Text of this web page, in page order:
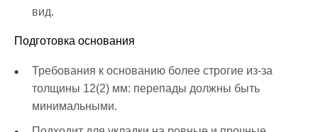
вид.
Подготовка основания
Требования к основанию более строгие из-за
толщины 12(2) мм: перепады должны быть
минимальными.